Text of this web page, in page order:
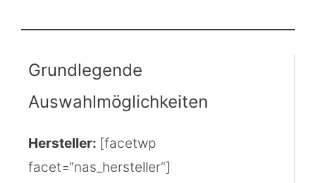
Grundlegende
Auswahlmöglichkeiten
Hersteller: [facetwp
facet=“nas_hersteller“]